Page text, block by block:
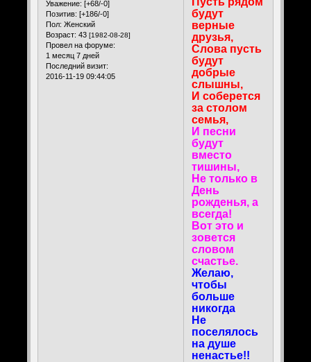
Уважение: [+68/-0]
Позитив: [+186/-0]
Пол: Женский
Возраст: 43 [1982-08-28]
Провел на форуме:
1 месяц 7 дней
Последний визит:
2016-11-19 09:44:05
будут
верные
друзья,
Слова пусть
будут
добрые
слышны,
И соберется
за столом
семья,
И песни
будут
вместо
тишины,
Не только в
День
рожденья, а
всегда!
Вот это и
зовется
словом
счастье.
Желаю,
чтобы
больше
никогда
Не
поселялось
на душе
ненастье!!